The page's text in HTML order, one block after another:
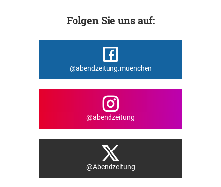
Folgen Sie uns auf:
@abendzeitung.muenchen
@abendzeitung
@Abendzeitung